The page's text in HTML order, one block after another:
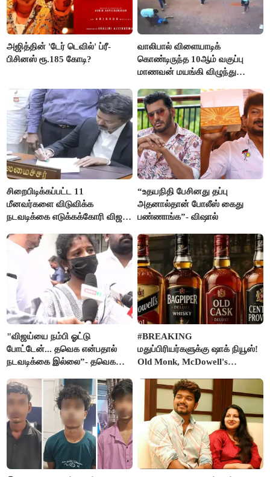
அஜித்தின் 'டேர் டெவில்' ப்ரீ-
பிசினஸ் ரூ.185 கோடி?
வாலிபால் விளையாடிக்
கொண்டிருந்த 10ஆம் வகுப்பு
மாணவன் மயங்கி விழுந்து
சிறைபிடிக்கப்பட்ட 11
மீனவர்களை விடுவிக்க
நடவடிக்கை எடுக்கக்கோரி விஜய்
“உதயநிதி பேசினது தப்பு
அதனால்தான் போலீஸ் கைது
பண்ணாங்க”- விஷால்
"விஜய்யை நம்பி ஓட்டு
போட்டேன்... தவெக என்பதால்
நடவடிக்கை இல்லை”- தவெக
கதறல்
#BREAKING
மதுப்பிரியர்களுக்கு ஷாக் நியூஸ்!
Old Monk, McDowell's
FSSAI தடை